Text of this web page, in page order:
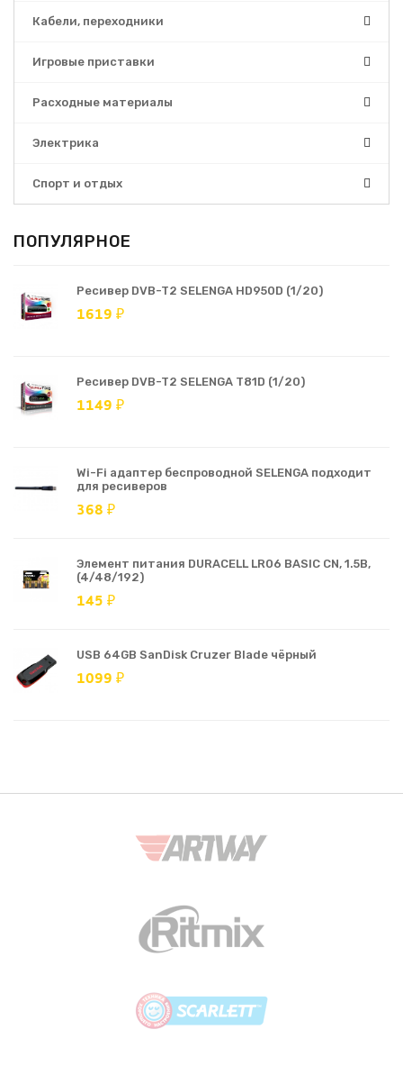
Кабели, переходники
Игровые приставки
Расходные материалы
Электрика
Спорт и отдых
ПОПУЛЯРНОЕ
Ресивер DVB-T2 SELENGA HD950D (1/20)
1619 ₽
Ресивер DVB-T2 SELENGA T81D (1/20)
1149 ₽
Wi-Fi адаптер беспроводной SELENGA подходит
для ресиверов
368 ₽
Элемент питания DURACELL LR06 BASIC CN, 1.5В,
(4/48/192)
145 ₽
USB 64GB SanDisk Cruzer Blade чёрный
1099 ₽